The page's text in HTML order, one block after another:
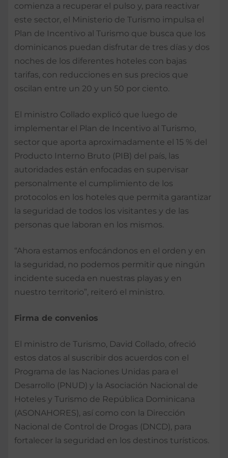
comienza a recuperar el pulso y, para reactivar
este sector, el Ministerio de Turismo impulsa el
Plan de Incentivo al Turismo que busca que los
dominicanos puedan disfrutar de tres días y dos
noches de los diferentes hoteles con bajas
tarifas, con reducciones en sus precios que
oscilan entre un 20 y un 50 por ciento.
El ministro Collado explicó que luego de
implementar el Plan de Incentivo al Turismo,
sector que aporta aproximadamente el 15 % del
Producto Interno Bruto (PIB) del país, las
autoridades están enfocadas en supervisar
personalmente el cumplimiento de los
protocolos en los hoteles que permita garantizar
la seguridad de todos los visitantes y de las
personas que laboran en los mismos.
“Ahora estamos enfocándonos en el orden y en
la seguridad, no podemos permitir que ningún
incidente suceda en nuestras playas y en
nuestro territorio”, reiteró el ministro.
Firma de convenios
El ministro de Turismo, David Collado, ofreció
estos datos al suscribir dos acuerdos con el
Programa de las Naciones Unidas para el
Desarrollo (PNUD) y la Asociación Nacional de
Hoteles y Turismo de República Dominicana
(ASONAHORES), así como con la Dirección
Nacional de Control de Drogas (DNCD), para
fortalecer la seguridad en los destinos turísticos.